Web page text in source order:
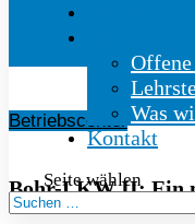
Was
Kontakt
Seite wählen
Betriebscenter
Bohr-LKW II: Ein